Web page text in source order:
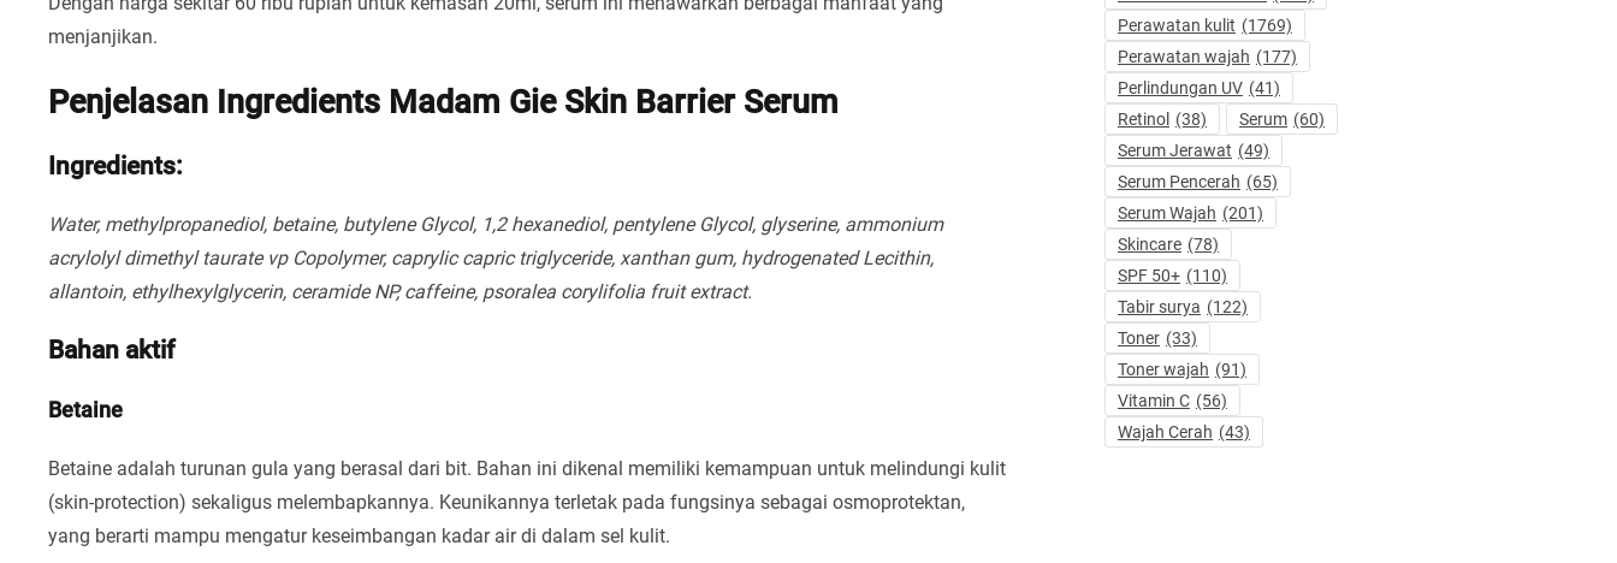
menjanjikan.
Penjelasan Ingredients Madam Gie Skin Barrier Serum
Ingredients:
Water, methylpropanediol, betaine, butylene Glycol, 1,2 hexanediol, pentylene Glycol, glyserine, ammonium
acrylolyl dimethyl taurate vp Copolymer, caprylic capric triglyceride, xanthan gum, hydrogenated Lecithin,
allantoin, ethylhexylglycerin, ceramide NP, caffeine, psoralea corylifolia fruit extract.
Bahan aktif
Betaine
Betaine adalah turunan gula yang berasal dari bit. Bahan ini dikenal memiliki kemampuan untuk melindungi kulit
(skin-protection) sekaligus melembapkannya. Keunikannya terletak pada fungsinya sebagai osmoprotektan,
yang berarti mampu mengatur keseimbangan kadar air di dalam sel kulit.
Perawatan kulit (1769)
Perawatan wajah (177)
Perlindungan UV (41)
Retinol (38) Serum (60)
Serum Jerawat (49)
Serum Pencerah (65)
Serum Wajah (201)
Skincare (78)
SPF 50+ (110)
Tabir surya (122)
Toner (33)
Toner wajah (91)
Vitamin C (56)
Wajah Cerah (43)